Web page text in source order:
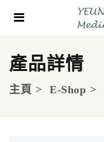
產品詳情
主頁 E-Shop